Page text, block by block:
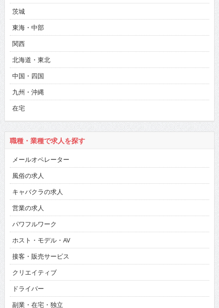
茨城
東海・中部
関西
北海道・東北
中国・四国
九州・沖縄
在宅
職種・業種で求人を探す
メールオペレーター
風俗の求人
キャバクラの求人
営業の求人
パワフルワーク
ホスト・モデル・AV
接客・販売サービス
クリエイティブ
ドライバー
副業・在宅・独立